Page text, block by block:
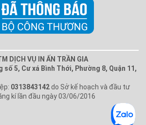
DỊCH VỤ IN ẤN TRẦN GIA
5, Cư xá Bình Thới, Phường 8, Quận 11,
0313843142 do Sở kế hoạch và đầu tư
kí lần đầu ngày 03/06/2016